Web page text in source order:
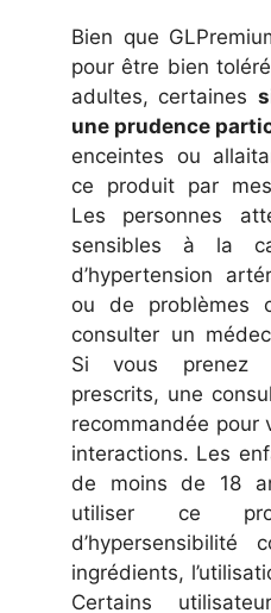
Bien que
pour être bien
adultes, certaines
une prudence
enceintes ou
ce produit par
Les personnes
sensibles à la
d’hypertension
ou de problèmes
consulter un
Si vous prenez
prescrits, une
recommandée pour
interactions. Les
de moins de 18
utiliser ce
d’hypersensibilité
ingrédients,
Certains